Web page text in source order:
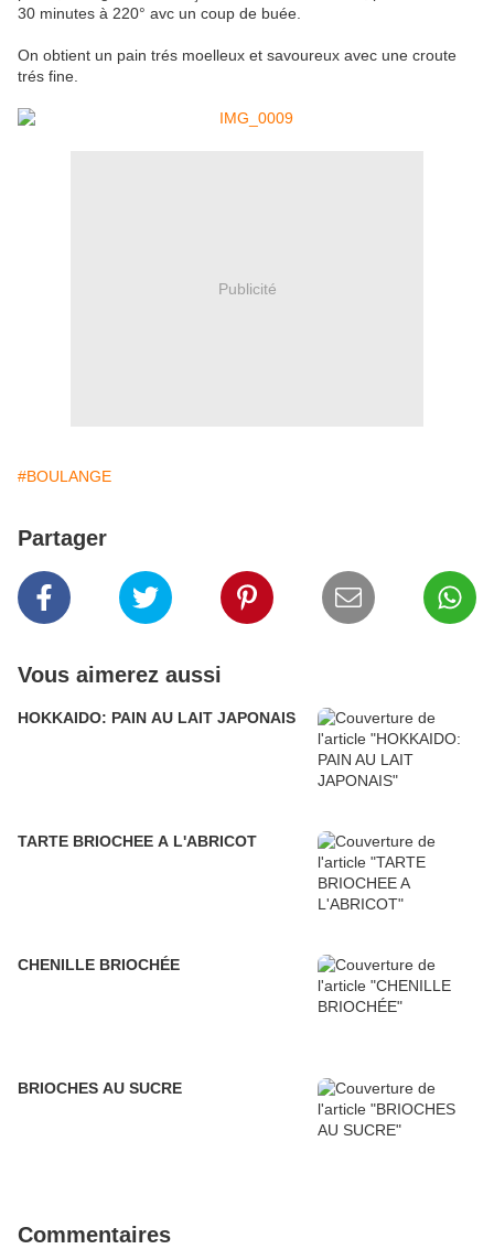
30 minutes à 220° avc un coup de buée.
On obtient un pain trés moelleux et savoureux avec une croute
trés fine.
Publicité
#BOULANGE
Partager
Vous aimerez aussi
HOKKAIDO: PAIN AU LAIT JAPONAIS
TARTE BRIOCHEE A L'ABRICOT
CHENILLE BRIOCHÉE
BRIOCHES AU SUCRE
Commentaires